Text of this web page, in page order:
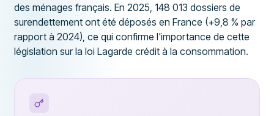
des ménages français. En 2025, 148 013 dossiers de
surendettement ont été déposés en France (+9,8 % par
rapport à 2024), ce qui confirme l'importance de cette
législation sur la loi Lagarde crédit à la consommation.